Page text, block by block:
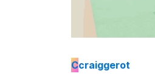
Ccraiggerot